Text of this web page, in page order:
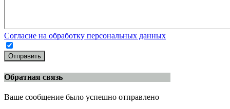
Согласие на обработку персональных данных
Отправить
Обратная связь
Ваше сообщение было успешно отправлено